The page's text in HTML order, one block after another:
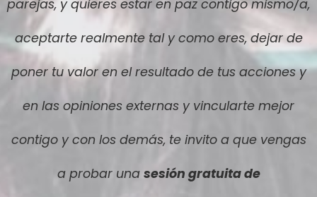
parejas, y quieres estar en paz contigo mismo/a,
aceptarte realmente tal y como eres, dejar de
poner tu valor en el resultado de tus acciones y
en las opiniones externas y vincularte mejor
contigo y con los demás, te invito a que vengas
a probar una sesión gratuita de